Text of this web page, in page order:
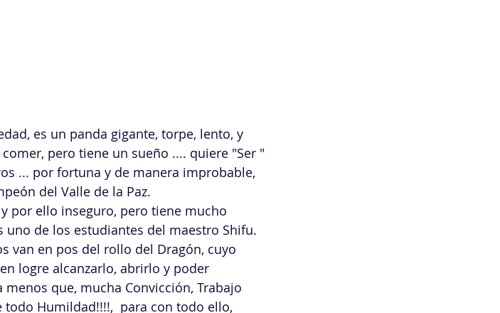
es un panda gigante, torpe, lento, y
pero tiene un sueño .... quiere "Ser "
... por fortuna y de manera improbable,
del Valle de la Paz.
por ello inseguro, pero tiene mucho
uno de los estudiantes del maestro Shifu.
van en pos del rollo del Dragón, cuyo
logre alcanzarlo, abrirlo y poder
que, mucha Convicción, Trabajo
Humildad!!!!,  para con todo ello,